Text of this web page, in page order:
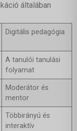
általában
Digitális pedagógia
A tanulói tanulási
folyamat
Moderátor és
mentor
Többirányú és
interaktív